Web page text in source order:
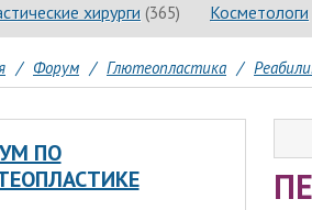
хирурги (365) Косметологи
/ Форум / Глютеопластика /
ПО